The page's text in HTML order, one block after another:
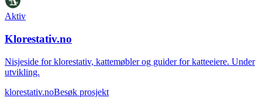
Aktiv
Klorestativ.no
Nisjeside for klorestativ, kattemøbler og guider for katteeiere. Under
utvikling.
klorestativ.noBesøk prosjekt